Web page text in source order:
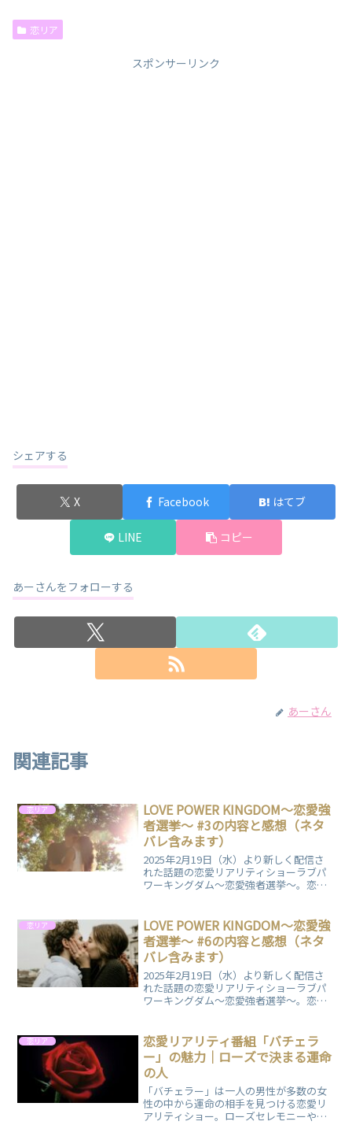
恋リア
スポンサーリンク
シェアする
X Facebook はてブ
LINE コピー
あーさんをフォローする
あーさん
関連記事
恋リア
LOVE POWER KINGDOM〜恋愛強
者選挙〜 #3の内容と感想（ネタ
バレ含みます）
2025年2月19日（水）より新しく配信さ
れた話題の恋愛リアリティショーラブパ
ワーキングダム〜恋愛強者選挙〜。恋愛
や心理戦が繰り広げられる中、視聴者も
展開にドキドキ。予測不能な恋のバトル
が魅力の番組の第3話についてまとめまし
た。
恋リア
LOVE POWER KINGDOM〜恋愛強
者選挙〜 #6の内容と感想（ネタ
バレ含みます）
2025年2月19日（水）より新しく配信さ
れた話題の恋愛リアリティショーラブパ
ワーキングダム〜恋愛強者選挙〜。恋愛
や心理戦が繰り広げられる中、視聴者も
展開にドキドキ。予測不能な恋のバトル
が魅力の番組の第6話についてまとめまし
た。
恋リア
恋愛リアリティ番組「バチェラ
ー」の魅力｜ローズで決まる運命
の人
「バチェラー」は一人の男性が多数の女
性の中から運命の相手を見つける恋愛リ
アリティショー。ローズセレモニーやサ